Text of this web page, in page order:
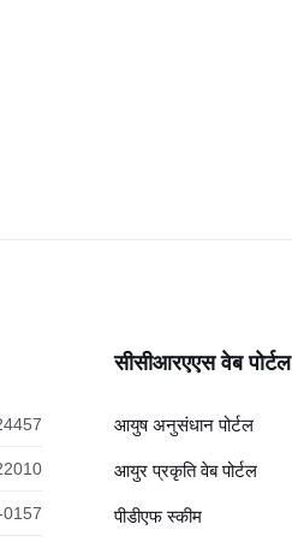
सीसीआरएएस वेब पोर्टल
आयुष अनुसंधान पोर्टल
आयुर प्रकृति वेब पोर्टल
पीडीएफ स्कीम